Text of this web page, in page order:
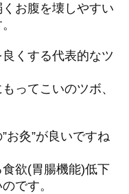
お腹を壊しやすい
くする代表的なツ
ってこいのツボ、
お灸”が良いですね
欲(胃腸機能)低下
です。